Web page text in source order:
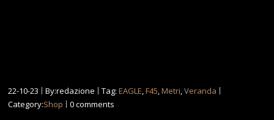
22-10-23 By:redazione Tag:EAGLE,F45,Metri,Veranda
Category:Shop 0 comments